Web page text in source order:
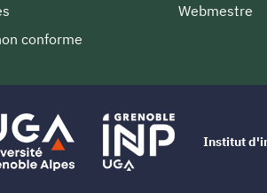
conforme
Webmestre
Institut